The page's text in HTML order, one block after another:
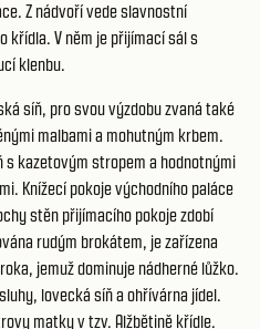
Z nádvoří vede slavnostní
křídla. V něm je přijímací sál s
klenbu.
síň, pro svou výzdobu zvaná také
malbami a mohutným krbem.
s kazetovým stropem a hodnotnými
Knížecí pokoje východního paláce
stěn přijímacího pokoje zdobí
rudým brokátem, je zařízena
jemuž dominuje nádherné lůžko.
lovecká síň a ohřívárna jídel.
matky v tzv. Alžbětině křídle.